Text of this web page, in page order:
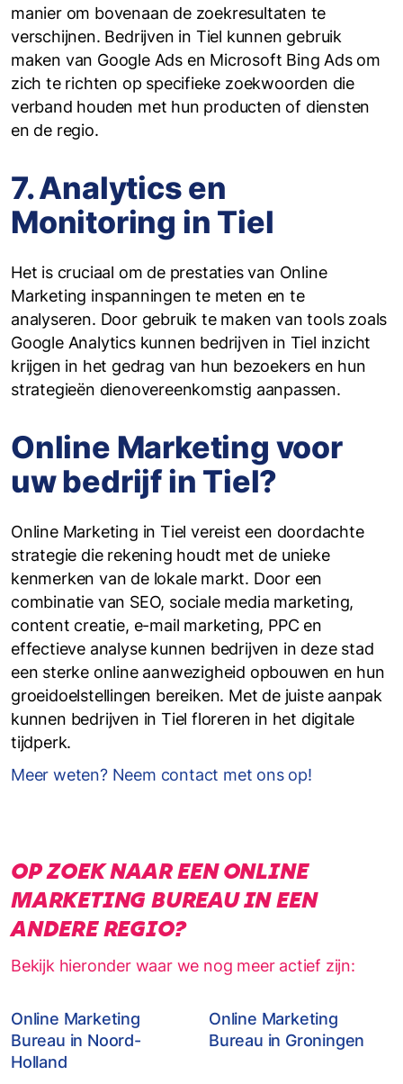
manier om bovenaan de zoekresultaten te
verschijnen. Bedrijven in Tiel kunnen gebruik
maken van Google Ads en Microsoft Bing Ads om
zich te richten op specifieke zoekwoorden die
verband houden met hun producten of diensten
en de regio.
7. Analytics en
Monitoring in Tiel
Het is cruciaal om de prestaties van Online
Marketing inspanningen te meten en te
analyseren. Door gebruik te maken van tools zoals
Google Analytics kunnen bedrijven in Tiel inzicht
krijgen in het gedrag van hun bezoekers en hun
strategieën dienovereenkomstig aanpassen.
Online Marketing voor
uw bedrijf in Tiel?
Online Marketing in Tiel vereist een doordachte
strategie die rekening houdt met de unieke
kenmerken van de lokale markt. Door een
combinatie van SEO, sociale media marketing,
content creatie, e-mail marketing, PPC en
effectieve analyse kunnen bedrijven in deze stad
een sterke online aanwezigheid opbouwen en hun
groeidoelstellingen bereiken. Met de juiste aanpak
kunnen bedrijven in Tiel floreren in het digitale
tijdperk.
Meer weten? Neem contact met ons op!
OP ZOEK NAAR EEN ONLINE
MARKETING BUREAU IN EEN
ANDERE REGIO?
Bekijk hieronder waar we nog meer actief zijn:
Online Marketing
Bureau in Noord-
Holland
Online Marketing
Bureau in Groningen